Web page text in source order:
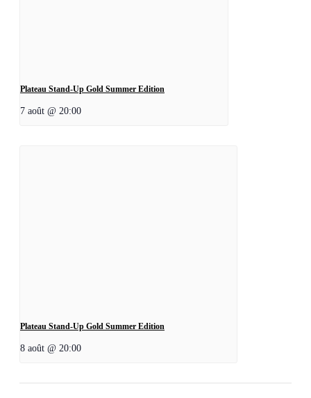
Plateau Stand-Up Gold Summer Edition
7 août @ 20:00
Plateau Stand-Up Gold Summer Edition
8 août @ 20:00